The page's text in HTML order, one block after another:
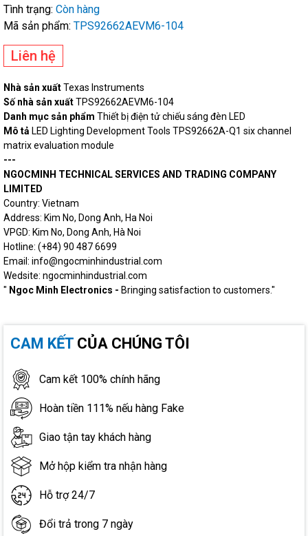
Tình trạng: Còn hàng
Mã sản phẩm: TPS92662AEVM6-104
Liên hệ
Nhà sản xuấtTexas Instruments
Số nhà sản xuấtTPS92662AEVM6-104
Danh mục sản phẩm Thiết bị điện tử chiếu sáng đèn LED
Mô tả LED Lighting Development Tools TPS92662A-Q1 six channel
matrix evaluation module
---
NGOCMINH TECHNICAL SERVICES AND TRADING COMPANY
LIMITED
Country: Vietnam
Address: Kim No, Dong Anh, Ha Noi
VPGD: Kim No, Dong Anh, Hà Noi
Hotline: (+84) 90 487 6699
Email: info@ngocminhindustrial.com
Wedsite: ngocminhindustrial.com
" Ngoc Minh Electronics - Bringing satisfaction to customers."
CAM KẾT CỦA CHÚNG TÔI
Cam kết 100% chính hãng
Hoàn tiền 111% nếu hàng Fake
Giao tận tay khách hàng
Mở hộp kiểm tra nhận hàng
Hỗ trợ 24/7
Đổi trả trong 7 ngày